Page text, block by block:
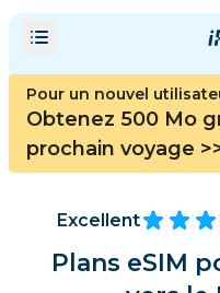
Pour un nouvel
Obtenez 500 Mo
prochain voyage
Excellent
Plans eSIM